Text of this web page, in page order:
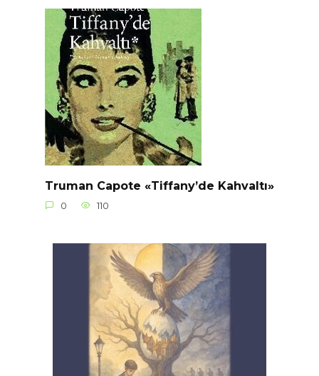
Truman Capote «Tiffany’de Kahvaltı»
0 110